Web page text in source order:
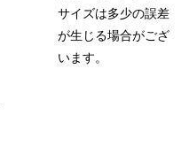
サイズは多少の誤差
が生じる場合がござ
います。